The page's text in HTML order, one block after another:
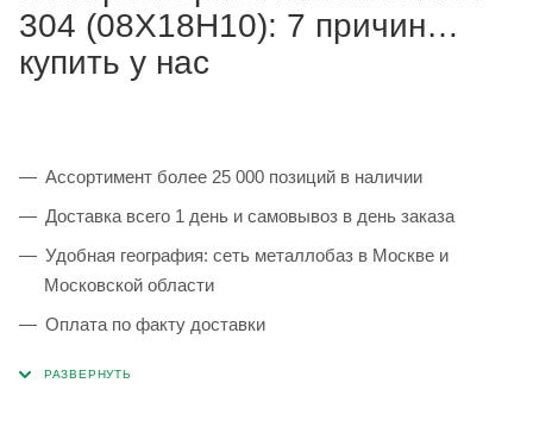
304 (08Х18Н10): 7 причин
купить у нас
Ассортимент более 25 000 позиций в наличии
Доставка всего 1 день и самовывоз в день заказа
Удобная география: сеть металлобаз в Москве и
Московской области
Оплата по факту доставки